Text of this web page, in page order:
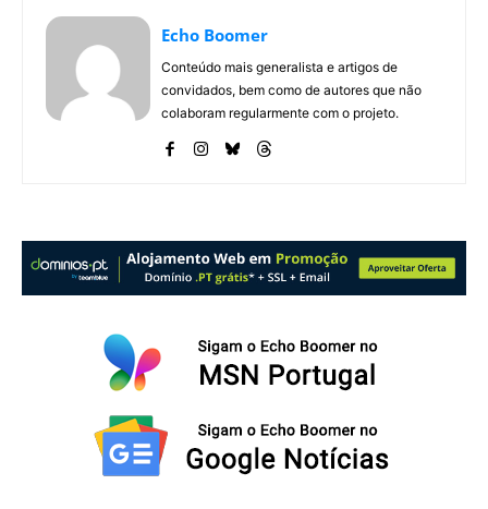
Echo Boomer
Conteúdo mais generalista e artigos de
convidados, bem como de autores que não
colaboram regularmente com o projeto.